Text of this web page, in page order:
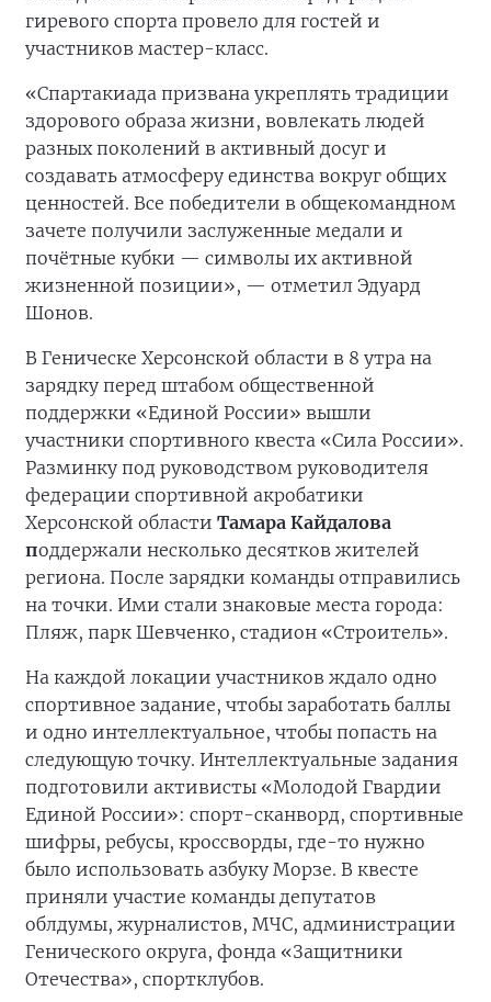
гиревого спорта провело для гостей и
участников мастер-класс.
«Спартакиада призвана укреплять традиции
здорового образа жизни, вовлекать людей
разных поколений в активный досуг и
создавать атмосферу единства вокруг общих
ценностей. Все победители в общекомандном
зачете получили заслуженные медали и
почётные кубки — символы их активной
жизненной позиции», — отметил Эдуард
Шонов.
В Геническе Херсонской области в 8 утра на
зарядку перед штабом общественной
поддержки «Единой России» вышли
участники спортивного квеста «Сила России».
Разминку под руководством руководителя
федерации спортивной акробатики
Херсонской области Тамара Кайдалова
поддержали несколько десятков жителей
региона. После зарядки команды отправились
на точки. Ими стали знаковые места города:
Пляж, парк Шевченко, стадион «Строитель».
На каждой локации участников ждало одно
спортивное задание, чтобы заработать баллы
и одно интеллектуальное, чтобы попасть на
следующую точку. Интеллектуальные задания
подготовили активисты «Молодой Гвардии
Единой России»: спорт-сканворд, спортивные
шифры, ребусы, кроссворды, где-то нужно
было использовать азбуку Морзе. В квесте
приняли участие команды депутатов
облдумы, журналистов, МЧС, администрации
Генического округа, фонда «Защитники
Отечества», спортклубов.